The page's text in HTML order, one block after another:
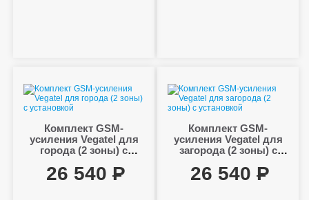
Комплект GSM-
усиления Vegatel для
города (2 зоны) с
26 540
Комплект GSM-
усиления Vegatel для
загорода (2 зоны) с
26 540